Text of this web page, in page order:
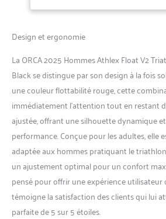
Design et ergonomie
La ORCA 2025 Hommes Athlex Float V2
Black se distingue par son design à la fois
une couleur flottabilité rouge, cette
immédiatement l’attention tout en restant
ajustée, offrant une silhouette dynamique
performance. Conçue pour les adultes, elle
adaptée aux hommes pratiquant le
un ajustement optimal pour un confort
pensé pour offrir une expérience utilisateur
témoigne la satisfaction des clients qui lui
parfaite de 5 sur 5 étoiles.